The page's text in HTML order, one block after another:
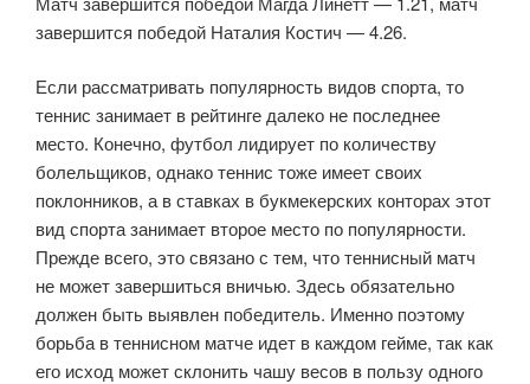
завершится победой Наталия Костич — 4.26.
Если рассматривать популярность видов спорта, то
теннис занимает в рейтинге далеко не последнее
место. Конечно, футбол лидирует по количеству
болельщиков, однако теннис тоже имеет своих
поклонников, а в ставках в букмекерских конторах этот
вид спорта занимает второе место по популярности.
Прежде всего, это связано с тем, что теннисный матч
не может завершиться вничью. Здесь обязательно
должен быть выявлен победитель. Именно поэтому
борьба в теннисном матче идет в каждом гейме, так как
его исход может склонить чашу весов в пользу одного